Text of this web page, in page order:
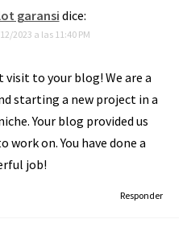
garansi dice:
2023 a las 11:40 PM
to your blog! We are a
starting a new project in a
Your blog provided us
on. You have done a
job!
Responder